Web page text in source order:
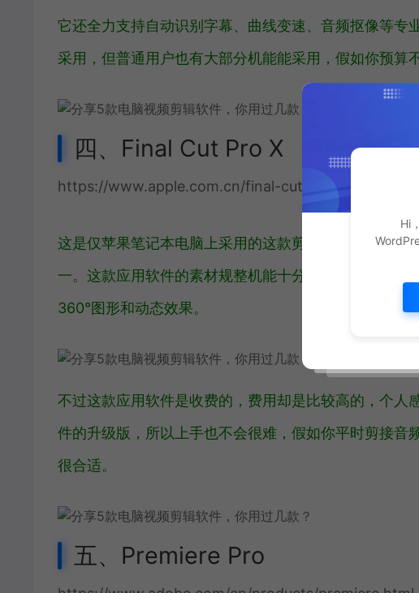
它还全力支持自动识别字幕、曲线变速、音频抠像等
采用，但普通用户也有大部分机能能采用，假如你预算
四、Final Cut Pro X
https://www.apple.com.cn/final-cut-pro/trial/
这是仅苹果笔记本电脑上采用的这款剪接应用软件，能
一。这款应用软件的素材规整机能十分强大因此它内置
360°图形和动态效果。
不过这款应用软件是收费的，费用却是比较高的，个
件的升级版，所以上手也不会很难，假如你平时剪接
很合适。
五、Premiere Pro
Hi